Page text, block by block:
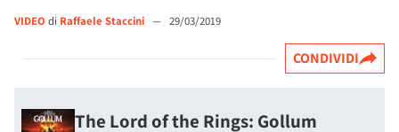
VIDEO di Raffaele Staccini — 29/03/2019
CONDIVIDI
The Lord of the Rings: Gollum